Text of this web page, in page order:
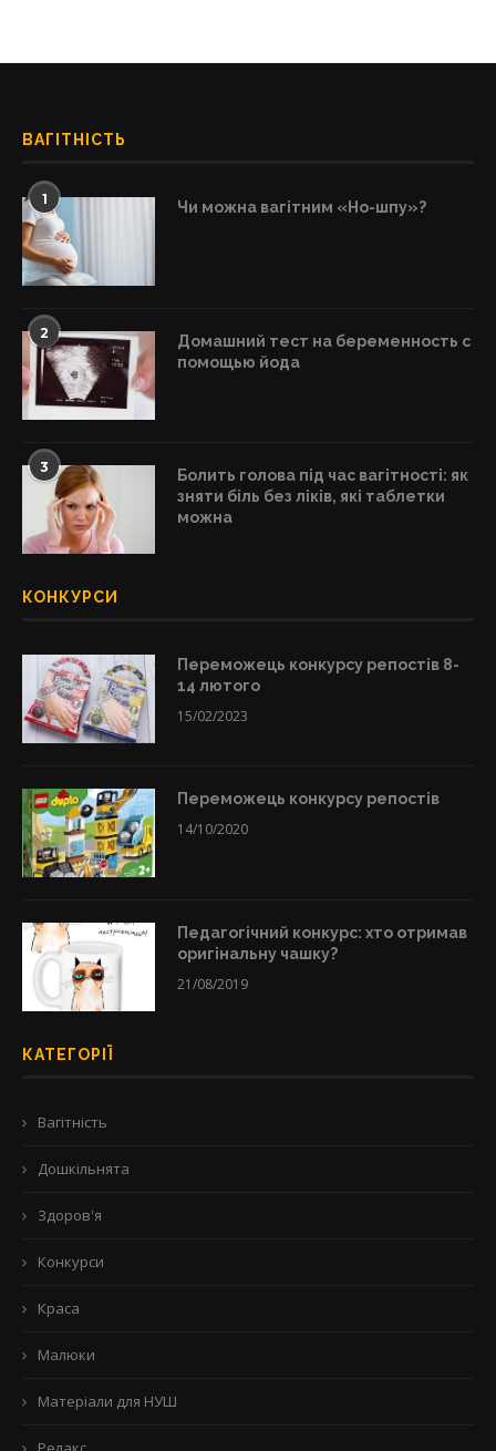
ВАГІТНІСТЬ
1 Чи можна вагітним «Но-шпу»?
2
Домашний тест на беременность с
помощью йода
3
Болить голова під час вагітності: як
зняти біль без ліків, які таблетки
можна
КОНКУРСИ
Переможець конкурсу репостів 8-
14 лютого
15/02/2023
Переможець конкурсу репостів
14/10/2020
Педагогічний конкурс: хто отримав
оригінальну чашку?
21/08/2019
КАТЕГОРІЇ
Вагітність
Дошкільнята
Здоров'я
Конкурси
Краса
Малюки
Матеріали для НУШ